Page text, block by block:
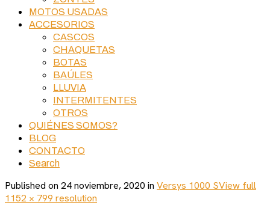
MOTOS USADAS
ACCESORIOS
CASCOS
CHAQUETAS
BOTAS
BAÚLES
LLUVIA
INTERMITENTES
OTROS
QUIÉNES SOMOS?
BLOG
CONTACTO
Search
Published on 24 noviembre, 2020 in Versys 1000 SView full
1152 × 799 resolution